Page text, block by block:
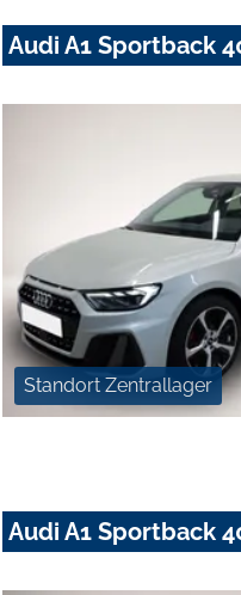
Audi A1 Sportback
Standort Zentrallager
Audi A1 Sportback